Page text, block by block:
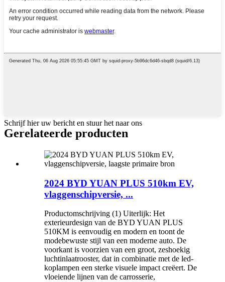
Schrijf hier uw bericht en stuur het naar ons
Gerelateerde producten
2024 BYD YUAN PLUS 510km EV,
vlaggenschipversie, ...
Productomschrijving (1) Uiterlijk: Het
exterieurdesign van de BYD YUAN PLUS
510KM is eenvoudig en modern en toont de
modebewuste stijl van een moderne auto. De
voorkant is voorzien van een groot, zeshoekig
luchtinlaatrooster, dat in combinatie met de led-
koplampen een sterke visuele impact creëert. De
vloeiende lijnen van de carrosserie,